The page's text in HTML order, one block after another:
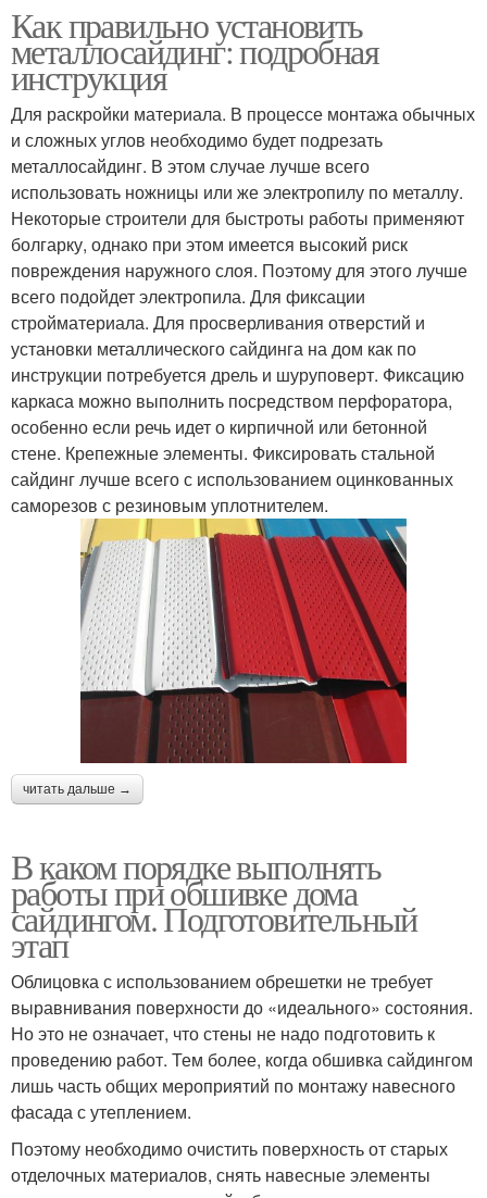
Как правильно установить
металлосайдинг: подробная
инструкция
Для раскройки материала. В процессе монтажа обычных
и сложных углов необходимо будет подрезать
металлосайдинг. В этом случае лучше всего
использовать ножницы или же электропилу по металлу.
Некоторые строители для быстроты работы применяют
болгарку, однако при этом имеется высокий риск
повреждения наружного слоя. Поэтому для этого лучше
всего подойдет электропила. Для фиксации
стройматериала. Для просверливания отверстий и
установки металлического сайдинга на дом как по
инструкции потребуется дрель и шуруповерт. Фиксацию
каркаса можно выполнить посредством перфоратора,
особенно если речь идет о кирпичной или бетонной
стене. Крепежные элементы. Фиксировать стальной
сайдинг лучше всего с использованием оцинкованных
саморезов с резиновым уплотнителем.
читать дальше →
В каком порядке выполнять
работы при обшивке дома
сайдингом. Подготовительный
этап
Облицовка с использованием обрешетки не требует
выравнивания поверхности до «идеального» состояния.
Но это не означает, что стены не надо подготовить к
проведению работ. Тем более, когда обшивка сайдингом
лишь часть общих мероприятий по монтажу навесного
фасада с утеплением.
Поэтому необходимо очистить поверхность от старых
отделочных материалов, снять навесные элементы